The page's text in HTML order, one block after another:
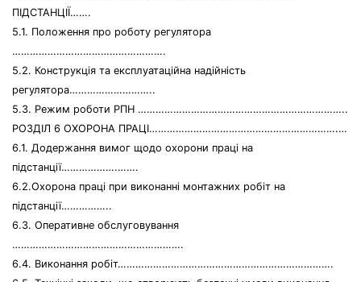
ПІДСТАНЦІЇ…….
5.1. Положення про роботу регулятора
…………………………………………….
5.2. Конструкція та експлуатаційна надійність
регулятора………………………..
5.3. Режим роботи РПН ……………………………………………………………..
РОЗДІЛ 6 ОХОРОНА ПРАЦІ……………………………………………………….…
6.1. Додержання вимог щодо охорони праці на
підстанції……………….…….
6.2.Охорона праці при виконанні монтажних робіт на
підстанції……………..
6.3. Оперативне обслуговування
………………………………………………….
6.4. Виконання робіт……………………………………………………………….